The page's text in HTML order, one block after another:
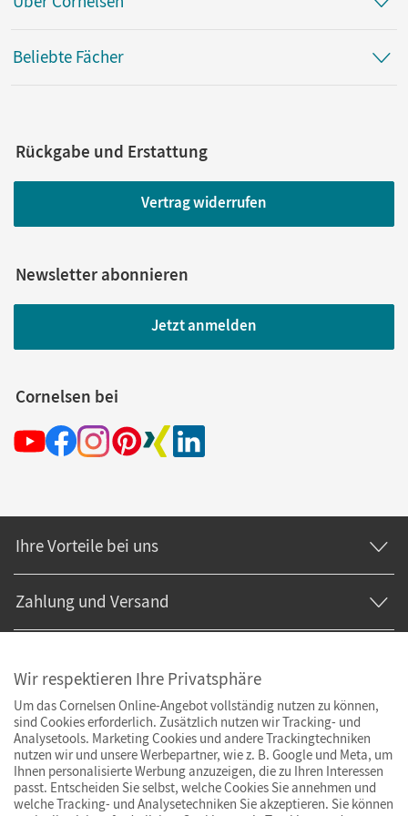
Beliebte Fächer
Rückgabe und Erstattung
Vertrag widerrufen
Newsletter abonnieren
Jetzt anmelden
Cornelsen bei
Ihre Vorteile bei uns
Zahlung und Versand
Wir respektieren Ihre Privatsphäre
Um das Cornelsen Online-Angebot vollständig nutzen zu können,
sind Cookies erforderlich. Zusätzlich nutzen wir Tracking- und
Analysetools. Marketing Cookies und andere Trackingtechniken
nutzen wir und unsere Werbepartner, wie z. B. Google und Meta, um
Ihnen personalisierte Werbung anzuzeigen, die zu Ihren Interessen
passt. Entscheiden Sie selbst, welche Cookies Sie annehmen und
welche Tracking- und Analysetechniken Sie akzeptieren. Sie können